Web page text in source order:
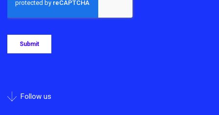
Follow us